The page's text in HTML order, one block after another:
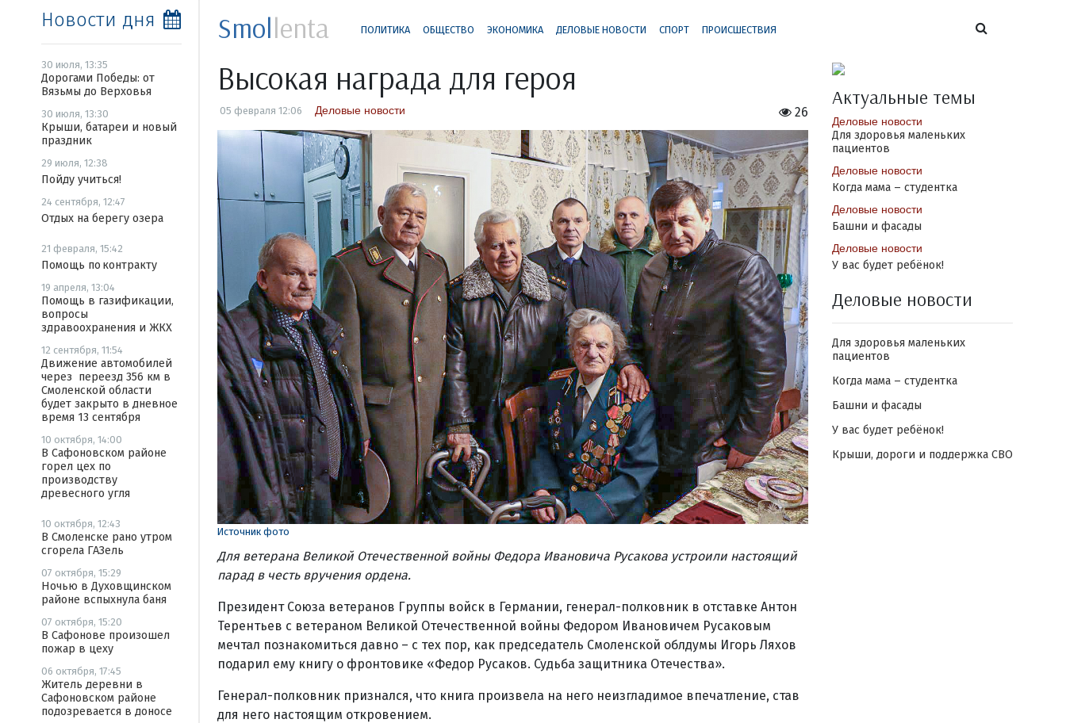
Новости дня
30 июля, 13:35
Дорогами Победы: от
Вязьмы до Верховья
30 июля, 13:30
Крыши, батареи и новый
праздник
29 июля, 12:38
Пойду учиться!
24 сентября, 12:47
Отдых на берегу озера
21 февраля, 15:42
Помощь по контракту
19 апреля, 13:04
Помощь в газификации,
вопросы
здравоохранения и ЖКХ
12 сентября, 11:54
Движение автомобилей
через переезд 356 км в
Смоленской области
будет закрыто в дневное
время 13 сентября
10 октября, 14:00
В Сафоновском районе
горел цех по
производству
древесного угля
10 октября, 12:43
В Смоленске рано утром
сгорела ГАЗель
07 октября, 15:29
Ночью в Духовщинском
районе вспыхнула баня
07 октября, 15:20
В Сафонове произошел
пожар в цеху
06 октября, 17:45
Житель деревни в
Сафоновском районе
подозревается в доносе
Smollenta ПОЛИТИКА ОБЩЕСТВО ЭКОНОМИКА ДЕЛОВЫЕ НОВОСТИ СПОРТ ПРОИСШЕСТВИЯ
Высокая награда для героя
26
05 февраля 12:06 Деловые новости
Источник фото
Для ветерана Великой Отечественной вой­ны Федора Ивановича Русакова устроили настоящий
парад в честь вручения ордена.
Президент Союза ветеранов Группы вой­ск в Германии, генерал-­полковник в отставке Антон
Терентьев с ветераном Великой Отечественной вой­ны Федором Ивановичем Русаковым
мечтал познакомиться давно – с тех пор, как председатель Смоленской облдумы Игорь Ляхов
подарил ему книгу о фронтовике «Федор Русаков. Судьба защитника Отечества».
Генерал-­полковник признался, что книга произвела на него неизгладимое впечатление, став
для него настоящим откровением.
Актуальные темы
Деловые новости
Для здоровья маленьких
пациентов
Деловые новости
Когда мама – студентка
Деловые новости
Башни и фасады
Деловые новости
У вас будет ребёнок!
Деловые новости
Для здоровья маленьких
пациентов
Когда мама – студентка
Башни и фасады
У вас будет ребёнок!
Крыши, дороги и поддержка СВО